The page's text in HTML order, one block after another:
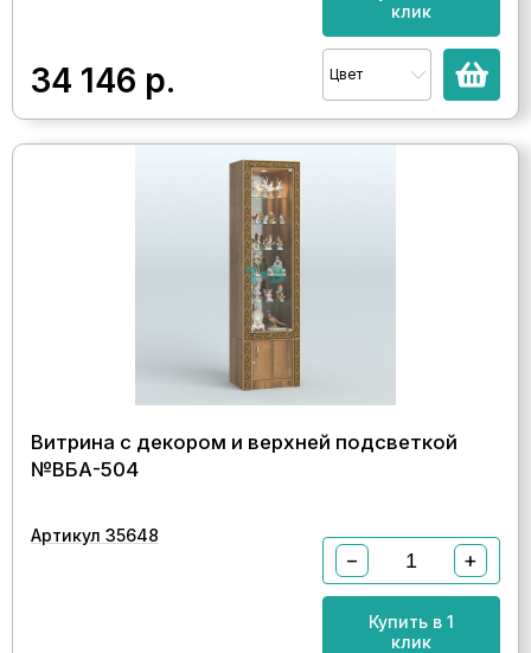
34 146 р.
клик
Цвет
Витрина с декором и верхней подсветкой
№ВБА-504
Артикул 35648
− +
Купить в 1
клик